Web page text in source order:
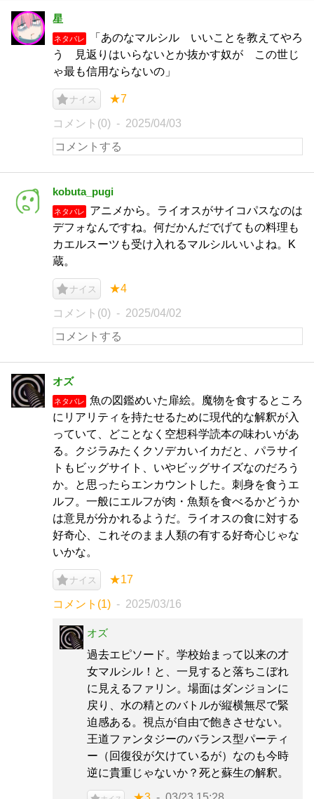
星
ネタバレ
「あのなマルシル いいことを教えてやろ
う 見返りはいらないとか抜かす奴が この世じ
ゃ最も信用ならないの」
ナイス ★7
コメント(0) 2025/04/03
kobuta_pugi
ネタバレ
アニメから。ライオスがサイコパスなのは
デフォなんですね。何だかんだでげてもの料理も
カエルスーツも受け入れるマルシルいいよね。K
蔵。
ナイス ★4
コメント(0) 2025/04/02
オズ
ネタバレ
魚の図鑑めいた扉絵。魔物を食するところ
にリアリティを持たせるために現代的な解釈が入
っていて、どことなく空想科学読本の味わいがあ
る。クジラみたくクソデカいイカだと、パラサイ
トもビッグサイト、いやビッグサイズなのだろう
か。と思ったらエンカウントした。刺身を食うエ
ルフ。一般にエルフが肉・魚類を食べるかどうか
は意見が分かれるようだ。ライオスの食に対する
好奇心、これそのまま人類の有する好奇心じゃな
いかな。
ナイス ★17
コメント(1) 2025/03/16
オズ
過去エピソード。学校始まって以来の才
女マルシル！と、一見すると落ちこぼれ
に見えるファリン。場面はダンジョンに
戻り、水の精とのバトルが縦横無尽で緊
迫感ある。視点が自由で飽きさせない。
王道ファンタジーのバランス型パーティ
ー（回復役が欠けているが）なのも今時
逆に貴重じゃないか？死と蘇生の解釈。